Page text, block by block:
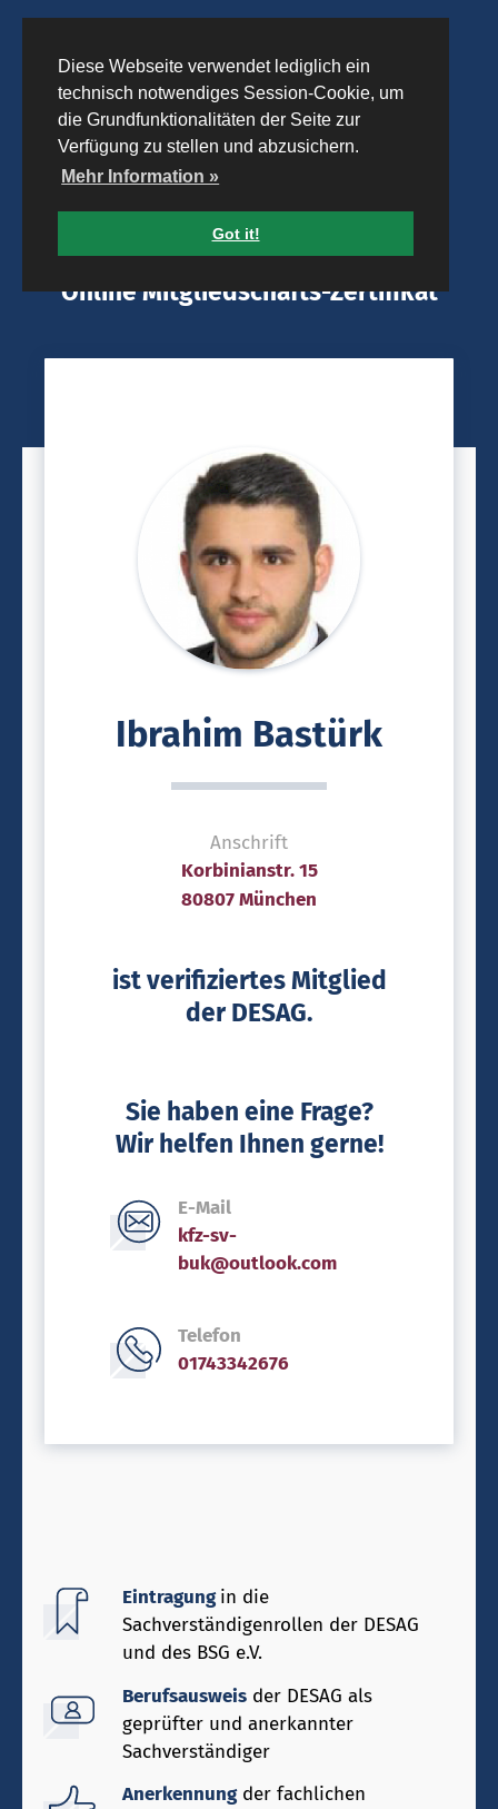
Diese Webseite verwendet lediglich ein
technisch notwendiges Session-Cookie, um
die Grundfunktionalitäten der Seite zur
Verfügung zu stellen und abzusichern.
Mehr Information »
Got it!
Online Mitgliedschafts-Zertifikat
Ibrahim Bastürk
Anschrift
Korbinianstr. 15
80807 München
ist verifiziertes Mitglied
der DESAG.
Sie haben eine Frage?
Wir helfen Ihnen gerne!
E-Mail
kfz-sv-
buk@outlook.com
Telefon
01743342676
Eintragungin die
Sachverständigenrollen der DESAG
und des BSG e.V.
Berufsausweis der DESAG als
geprüfter und anerkannter
Sachverständiger
Anerkennungder fachlichen